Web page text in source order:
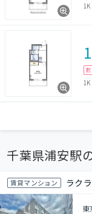
1K
敷
1K
千葉県浦安駅
賃貸マンション ラク